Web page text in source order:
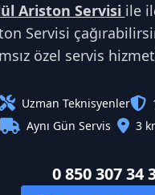
Ariston Servisi ile
Servisi
özel servis
Uzman Teknisyenler
Aynı Gün Servis
3
0 850 307 34